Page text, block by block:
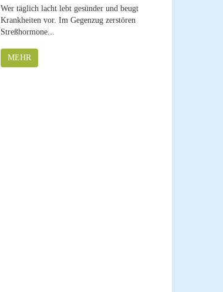
Wer täglich lacht lebt gesünder und beugt
Krankheiten vor. Im Gegenzug zerstören
Streßhormone...
MEHR